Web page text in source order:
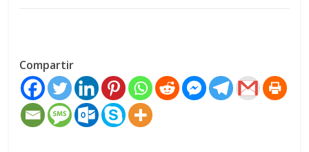
Compartir